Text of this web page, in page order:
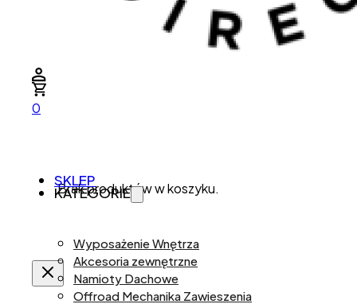
0
Brak produktów w koszyku.
SKLEP
KATEGORIE
Wyposażenie Wnętrza
Akcesoria zewnętrzne
Namioty Dachowe
Offroad Mechanika Zawieszenia